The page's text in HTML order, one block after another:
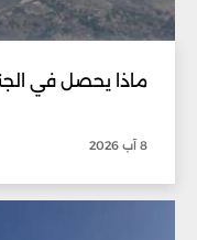
ماذا يحصل في
8 آب 2026